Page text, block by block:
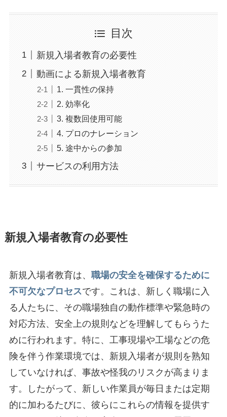
目次
新規入場者教育の必要性
動画による新規入場者教育
1. 一貫性の保持
2. 効率化
3. 複数回使用可能
4. プロのナレーション
5. 途中からの参加
サービスの利用方法
新規入場者教育の必要性
新規入場者教育は、 職場の安全を確保するために
不可欠なプロセスです。これは、新しく職場に入
る人たちに、その職場独自の動作標準や緊急時の
対応方法、安全上の規則などを理解してもらうた
めに行われます。特に、工事現場や工場などの危
険を伴う作業環境では、新規入場者が規則を熟知
していなければ、事故や怪我のリスクが高まりま
す。したがって、新しい作業員が毎日または定期
的に加わるたびに、彼らにこれらの情報を提供す